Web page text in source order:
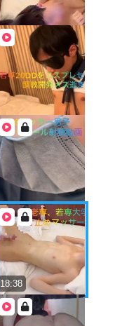
18:38